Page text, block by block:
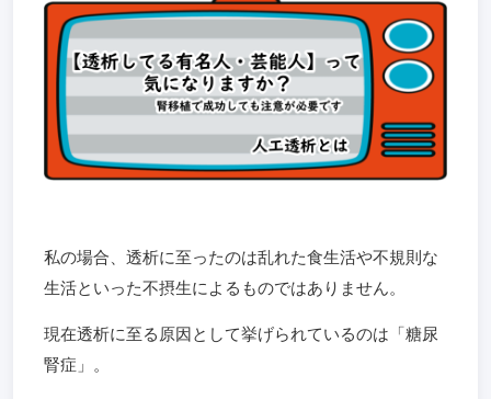
私の場合、透析に至ったのは乱れた食生活や不規則な
生活といった不摂生によるものではありません。
現在透析に至る原因として挙げられているのは「糖尿
腎症」。